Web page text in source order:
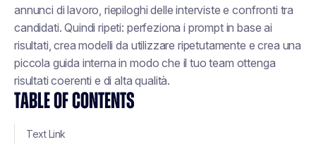
TABLE OF CONTENTS
Text Link
annunci di lavoro, riepiloghi delle interviste e confronti tra
candidati. Quindi ripeti: perfeziona i prompt in base ai
risultati, crea modelli da utilizzare ripetutamente e crea una
piccola guida interna in modo che il tuo team ottenga
risultati coerenti e di alta qualità.